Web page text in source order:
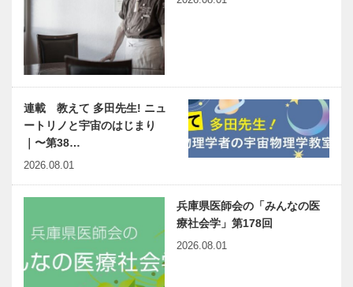
連載 教えて 多田先生! ニュ
ートリノと宇宙のはじまり
｜〜第38…
2026.08.01
兵庫県医師会の「みんなの医
療社会学」第178回
2026.08.01